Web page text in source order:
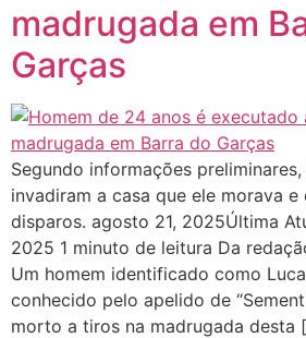
madrugada em
Garças
Segundo informações
invadiram a casa que ele morava
disparos. agosto 21, 2025Última
2025 1 minuto de leitura Da
Um homem identificado como
conhecido pelo apelido de
morto a tiros na madrugada desta